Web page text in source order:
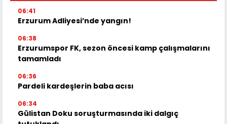
06:41
Erzurum Adliyesi’nde yangın!
06:38
Erzurumspor FK, sezon öncesi kamp çalışmalarını
tamamladı
06:36
Pardeli kardeşlerin baba acısı
06:34
Gülistan Doku soruşturmasında iki dalgıç